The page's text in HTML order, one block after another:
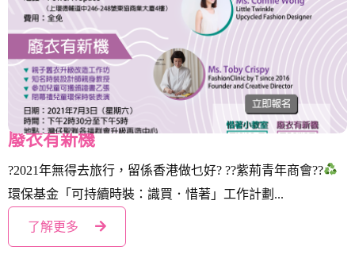
「可持續時裝：識買．惜著」惜著小教室? ?
廢衣有新機
?2021年無得去旅行，留係香港做乜好? ??紫荊青年商會??
環保基金「可持續時裝：識買．惜著」工作計劃...
了解更多